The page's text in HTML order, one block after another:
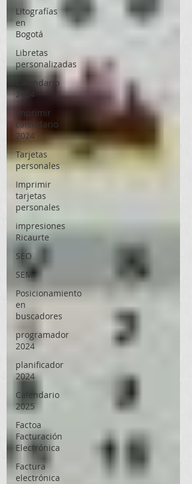
Litografías
en
Bogotá
Libretas
personalizadas
Calendario
2024
imprimir
calendario
2024
Tarjetas
personales
Imprimir
tarjetas
personales
impresiones
Ricaurte
SEO
SEM
Posicionamiento
en
buscadores
programador
2024
planificador
2024
Calendario
2025
Factoa
Facturación
Electrónica
Factura
electrónica